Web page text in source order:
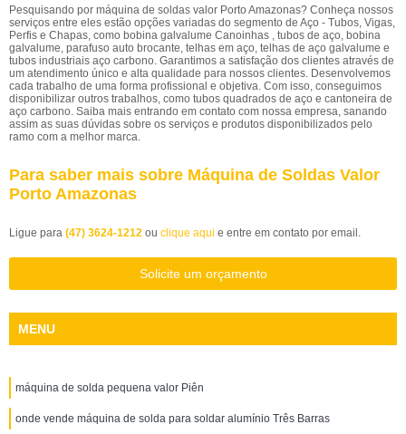
Pesquisando por máquina de soldas valor Porto Amazonas? Conheça nossos
serviços entre eles estão opções variadas do segmento de Aço - Tubos, Vigas,
Perfis e Chapas, como bobina galvalume Canoinhas , tubos de aço, bobina
galvalume, parafuso auto brocante, telhas em aço, telhas de aço galvalume e
tubos industriais aço carbono. Garantimos a satisfação dos clientes através de
um atendimento único e alta qualidade para nossos clientes. Desenvolvemos
cada trabalho de uma forma profissional e objetiva. Com isso, conseguimos
disponibilizar outros trabalhos, como tubos quadrados de aço e cantoneira de
aço carbono. Saiba mais entrando em contato com nossa empresa, sanando
assim as suas dúvidas sobre os serviços e produtos disponibilizados pelo
ramo com a melhor marca.
Para saber mais sobre Máquina de Soldas Valor
Porto Amazonas
Ligue para (47) 3624-1212 ou clique aqui e entre em contato por email.
Solicite um orçamento
MENU
máquina de solda pequena valor Piên
onde vende máquina de solda para soldar alumínio Três Barras